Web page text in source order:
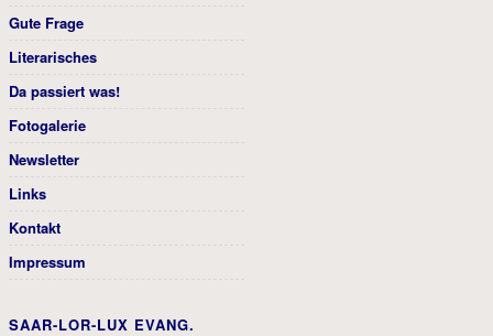
Gute Frage
Literarisches
Da passiert was!
Fotogalerie
Newsletter
Links
Kontakt
Impressum
SAAR-LOR-LUX EVANG.